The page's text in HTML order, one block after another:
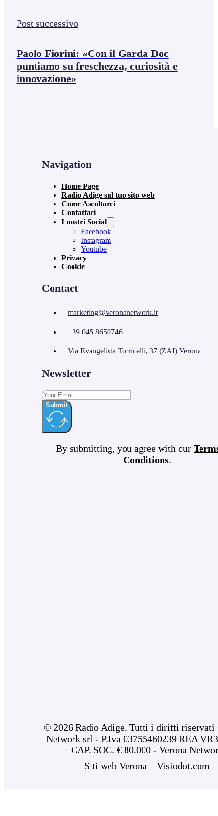
Post successivo
Paolo Fiorini: «Con il Garda Doc
puntiamo su freschezza, curiosità e
innovazione»
Navigation
Home Page
Radio Adige sul tuo sito web
Come Ascoltarci
Contattaci
I nostri Social
Facebook
Instagram
Youtube
Privacy
Cookie
Contact
marketing@veronanetwork.it
+39 045 8650746
Via Evangelista Torricelli, 37 (ZAI) Verona
Newsletter
Submit
By submitting, you agree with our
Conditions.
© 2026 Radio Adige. Tutti i diritti riservati
Network srl - P.Iva 03755460239 REA
CAP. SOC. € 80.000 - Verona
Siti web Verona – Visiodot.com